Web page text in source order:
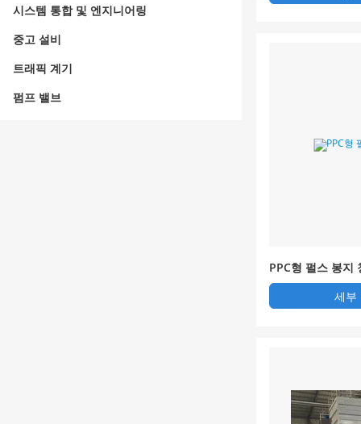
시스템 통합 및 엔지니어링
중고 설비
트래픽 계기
펌프 밸브
PPC형 펄스 봉지
세부